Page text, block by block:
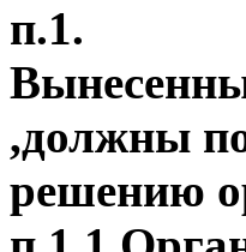
п.1.
,должны
решению